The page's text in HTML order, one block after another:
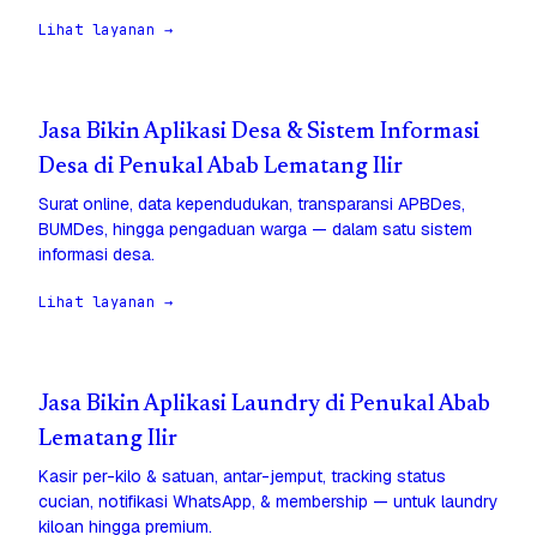
Lihat layanan →
Jasa Bikin Aplikasi Desa & Sistem Informasi
Desa di Penukal Abab Lematang Ilir
Surat online, data kependudukan, transparansi APBDes,
BUMDes, hingga pengaduan warga — dalam satu sistem
informasi desa.
Lihat layanan →
Jasa Bikin Aplikasi Laundry di Penukal Abab
Lematang Ilir
Kasir per-kilo & satuan, antar-jemput, tracking status
cucian, notifikasi WhatsApp, & membership — untuk laundry
kiloan hingga premium.